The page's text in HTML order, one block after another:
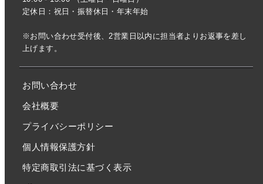
定休日：祝日・振替休日・年末年始
※お問い合わせ受付後、2営業日以内に担当者よりお返事を差し
上げます。
お問い合わせ
会社概要
プライバシーポリシー
個人情報保護方針
特定商取引法に基づく表示